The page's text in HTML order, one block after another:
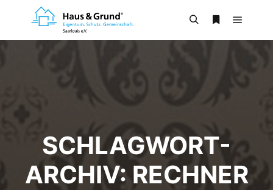
SCHLAGWORT-
ARCHIV:RECHNER